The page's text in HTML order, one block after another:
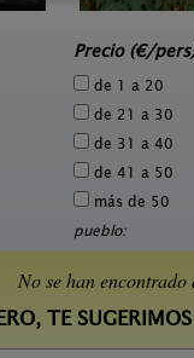
Precio (€/
de 1 a 20
de 21 a 30
de 31 a 40
de 41 a 50
más de 50
pueblo:
No se han
TE